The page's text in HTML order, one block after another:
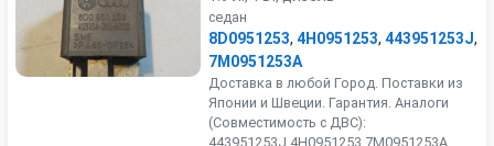
седан
8D0951253, 4H0951253, 443951253J,
7M0951253A
Доставка в любой Город. Поставки из
Японии и Швеции. Гарантия. Аналоги
(Совместимость с ДВС):
443951253J,4H0951253,7M0951253A, .